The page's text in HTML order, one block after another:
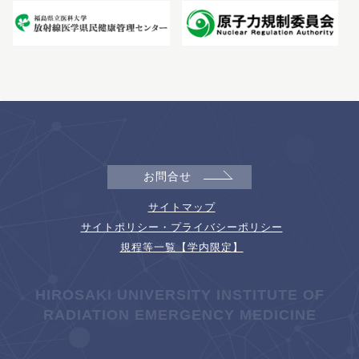
お問合せ
サイトマップ
サイトポリシー・プライバシーポリシー
規程等一覧【学内限定】
HIROSAKI UNIVERSITY INSTITUTE OF
RADIATION EMERGENCY MEDICINE